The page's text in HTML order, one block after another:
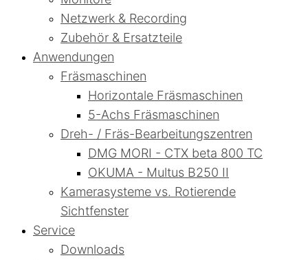
Netzwerk & Recording
Zubehör & Ersatzteile
Anwendungen
Fräsmaschinen
Horizontale Fräsmaschinen
5-Achs Fräsmaschinen
Dreh- / Fräs-Bearbeitungszentren
DMG MORI - CTX beta 800 TC
OKUMA - Multus B250 II
Kamerasysteme vs. Rotierende
Sichtfenster
Service
Downloads